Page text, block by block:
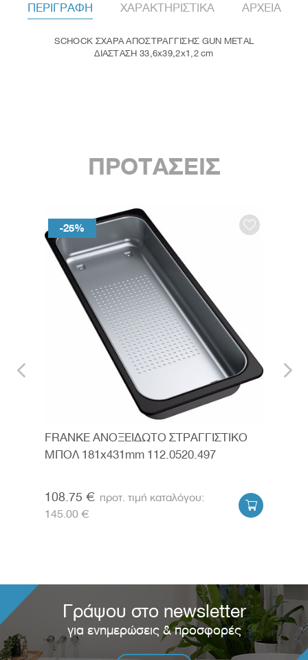
ΠΕΡΙΓΡΑΦΗ ΧΑΡΑΚΤΗΡΙΣΤΙΚΑ ΑΡΧΕΙΑ
SCHOCK ΣΧΑΡΑ ΑΠΟΣΤΡΑΓΓΙΣΗΣ GUN METAL
ΔΙΑΣΤΑΣΗ 33,6x39,2x1,2 cm
ΠΡΟΤΑΣΕΙΣ
-25%
FRANKE ΑΝΟΞΕΙΔΩΤΟ ΣΤΡΑΓΓΙΣΤΙΚΟ
ΜΠΟΛ 181x431mm 112.0520.497
108.75 €
145.00 €

Γράψου στο newsletter
για ενημερώσεις & προσφορές